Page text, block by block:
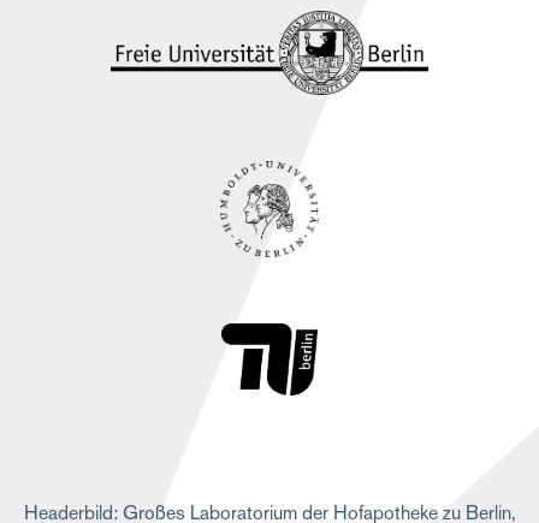
Headerbild: Großes Laboratorium der Hofapotheke zu Berlin,